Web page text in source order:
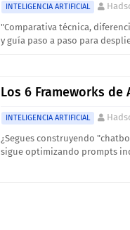
INTELIGENCIA ARTIFICIAL
"Comparativa técnica,
y guía paso a paso para
Los 6 Frameworks de
INTELIGENCIA ARTIFICIAL
¿Segues construyendo
sigue optimizando prompts